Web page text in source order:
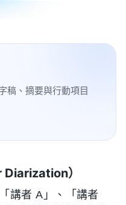
稿、摘要與行動項目
）
講者 A」、「講者